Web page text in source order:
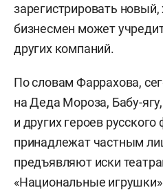
зарегистрировать
бизнесмен может
других компаний.
По словам Фаррахова,
на Деда Мороза, Бабу-
и других героев
принадлежат частным
предъявляют иски
«Национальные